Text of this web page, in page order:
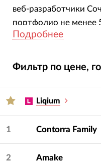
веб-разработчики
портфолио не менее
проектов.
Подробнее
Фильтр по цене,
Liqium
1 Contorra Family
2 Amake